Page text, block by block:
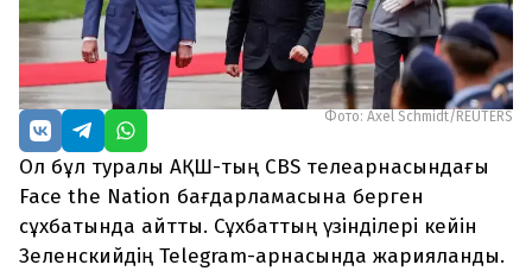
Фото: Axel Schmidt/REUTERS
Ол бұл туралы АҚШ-тың CBS телеарнасындағы
Face the Nation бағдарламасына берген
сұхбатында айтты. Сұхбаттың үзінділері кейін
Зеленскийдің Telegram-арнасында жарияланды.